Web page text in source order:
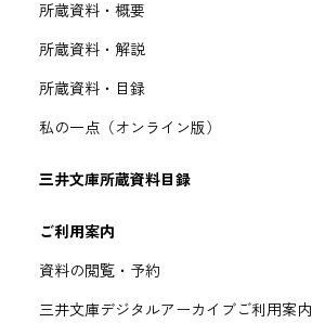
所蔵資料・概要
所蔵資料・解説
所蔵資料・目録
私の一点（オンライン版）
三井文庫所蔵資料目録
ご利用案内
資料の閲覧・予約
三井文庫デジタルアーカイブご利用案内